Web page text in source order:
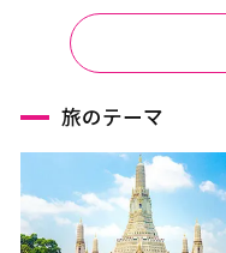
旅のテーマ